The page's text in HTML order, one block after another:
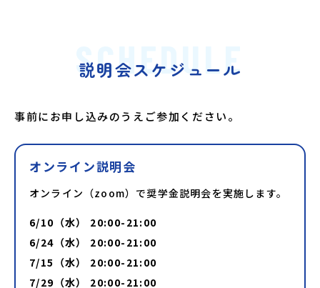
SCHEDULE
説明会スケジュール
事前にお申し込みのうえご参加ください。
オンライン説明会
オンライン（zoom）で奨学金説明会を実施します。
6/10（水） 20:00-21:00
6/24（水） 20:00-21:00
7/15（水） 20:00-21:00
7/29（水） 20:00-21:00